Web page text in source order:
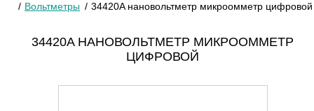
Вольтметры
34420A нановольтметр микроомметр цифровой
34420A НАНОВОЛЬТМЕТР МИКРООММЕТР
ЦИФРОВОЙ